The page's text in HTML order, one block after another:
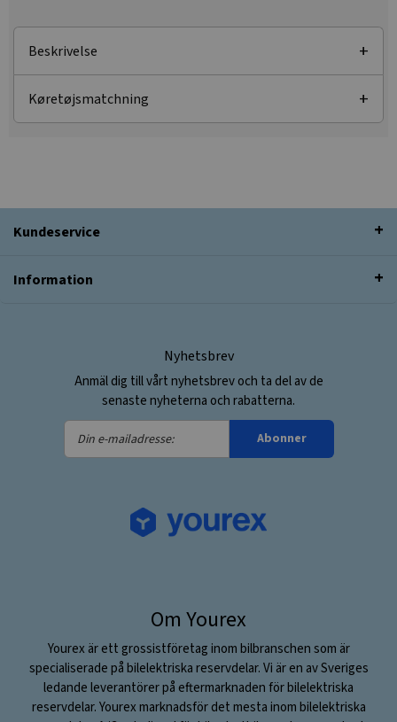
Beskrivelse
Køretøjsmatchning
Kundeservice
Information
Nyhetsbrev
Anmäl dig till vårt nyhetsbrev och ta del av de
senaste nyheterna och rabatterna.
Din
e-
Abonner
Om Yourex
Yourex är ett grossistföretag inom bilbranschen som är
specialiserade på bilelektriska reservdelar. Vi är en av Sveriges
ledande leverantörer på eftermarknaden för bilelektriska
reservdelar. Yourex marknadsför det mesta inom bilelektriska